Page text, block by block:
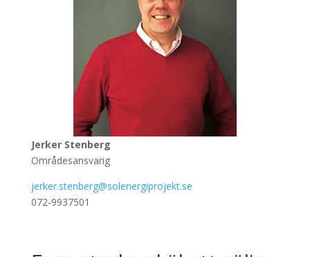
Jerker Stenberg
Områdesansvarig
jerker.stenberg@solenergiprojekt.se
072-9937501